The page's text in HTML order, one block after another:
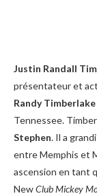
Justin Randall
présentateur et
Randy Timberlake
Tennessee.
Stephen. Il a
entre Memphis et
ascension en tant
NewClub Mickey